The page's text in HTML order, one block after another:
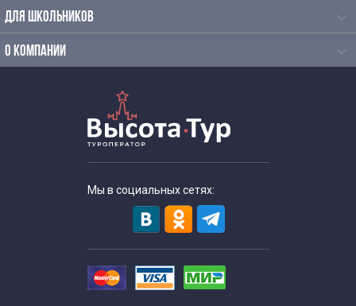
ДЛЯ ШКОЛЬНИКОВ
О КОМПАНИИ
Мы в социальных сетях: